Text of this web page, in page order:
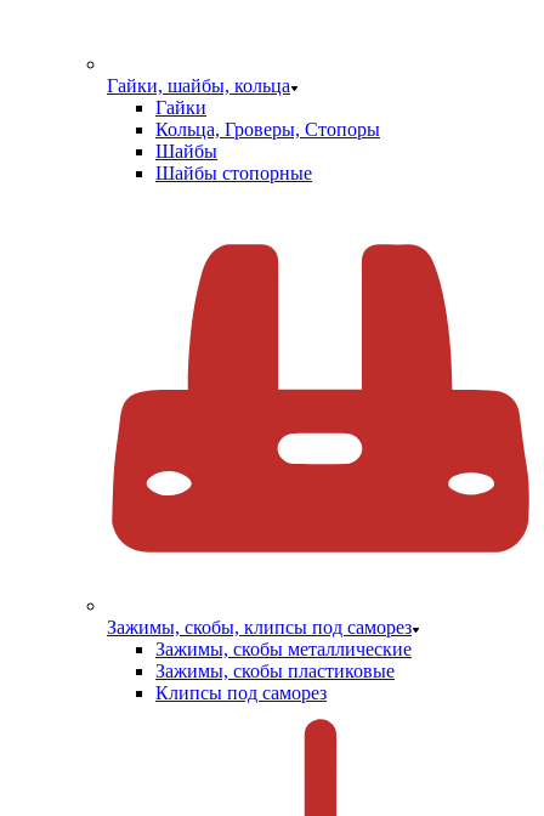
Гайки, шайбы, кольца
Гайки
Кольца, Гроверы, Стопоры
Шайбы
Шайбы стопорные
Зажимы, скобы, клипсы под саморез
Зажимы, скобы металлические
Зажимы, скобы пластиковые
Клипсы под саморез